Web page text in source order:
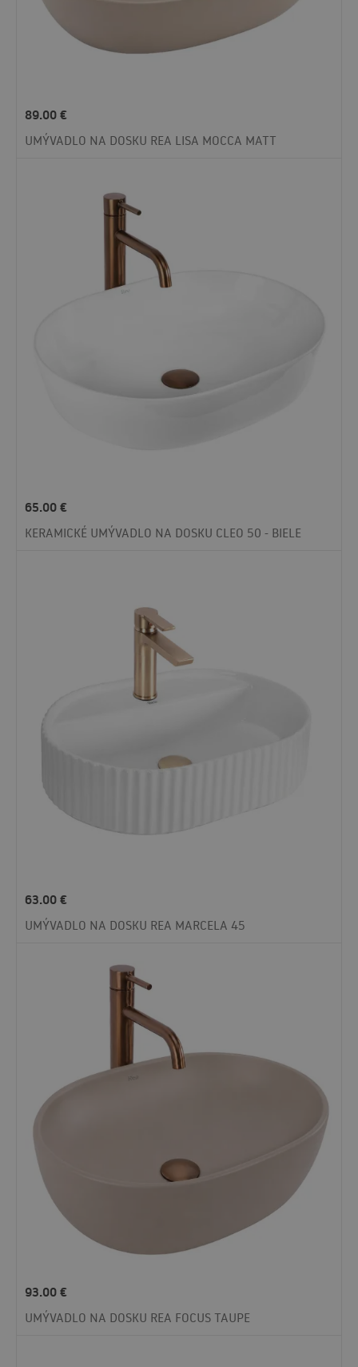
89.00€
UMÝVADLO NA DOSKU REA LISA MOCCA MATT
65.00€
KERAMICKÉ UMÝVADLO NA DOSKU CLEO 50 - BIELE
63.00€
UMÝVADLO NA DOSKU REA MARCELA 45
93.00€
UMÝVADLO NA DOSKU REA FOCUS TAUPE